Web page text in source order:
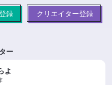
録 クリエイター登録
ー
よ